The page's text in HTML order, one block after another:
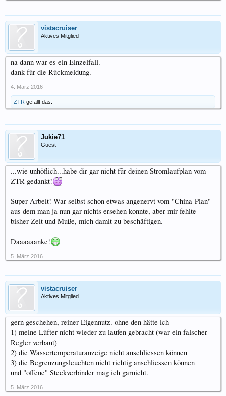
vistacruiser
Aktives Mitglied
na dann war es ein Einzelfall.
dank für die Rückmeldung.
4. März 2016
ZTR gefällt das.
Jukie71
Guest
...wie unhöflich...habe dir gar nicht für deinen Stromlaufplan vom
ZTR gedankt!
Super Arbeit! War selbst schon etwas angenervt vom "China-Plan"
aus dem man ja nun gar nichts ersehen konnte, aber mir fehlte
bisher Zeit und Muße, mich damit zu beschäftigen.
Daaaaaanke!
5. März 2016
vistacruiser
Aktives Mitglied
gern geschehen, reiner Eigennutz. ohne den hätte ich
1) meine Lüfter nicht wieder zu laufen gebracht (war ein falscher
Regler verbaut)
2) die Wassertemperaturanzeige nicht anschliessen können
3) die Begrenzungsleuchten nicht richtig anschliessen können
und "offene" Steckverbinder mag ich garnicht.
5. März 2016